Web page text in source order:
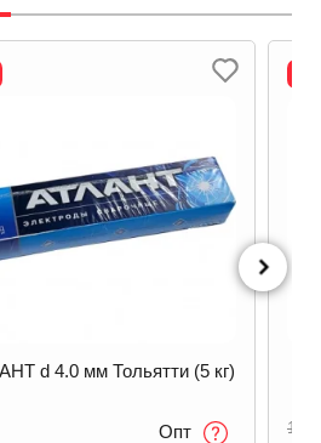
d 4.0 мм Тольятти (5 кг)
Опт
1